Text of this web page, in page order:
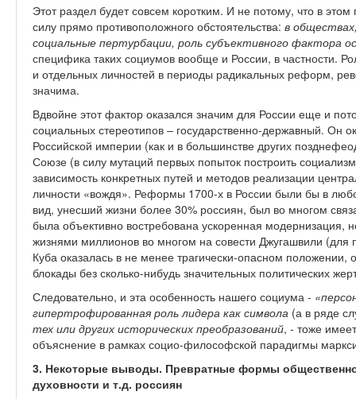
Этот раздел будет совсем коротким. И не потому, что в
силу прямо противоположного обстоятельства: в
социальные пертурбации, роль субъективного фактора
специфика таких социумов вообще и России, в частности.
и отдельных личностей в периоды радикальных реформ,
значима.
Вдвойне этот фактор оказался значим для России еще и
социальных стереотипов – государственно-державный. Он
Российской империи (как и в большинстве других
Союзе (в силу мутаций первых попыток построить
зависимость конкретных путей и методов реализации
личности «вождя». Реформы 1700-х в России были бы в
вид, унесший жизни более 30% россиян, был во многом
была объективно востребована ускоренная модернизация,
жизнями миллионов во многом на совести Джугашвили
Куба оказалась в не менее трагически-опасном положении,
блокады без сколько-нибудь значительных политических
Следовательно, и эта особенность нашего социума -
гипертрофированная роль лидера как символа (а в ряде
тех или других исторических преобразований, - тоже
объяснение в рамках социо-философской парадигмы
3. Некоторые выводы. Превратные формы
духовности и т.д. россиян